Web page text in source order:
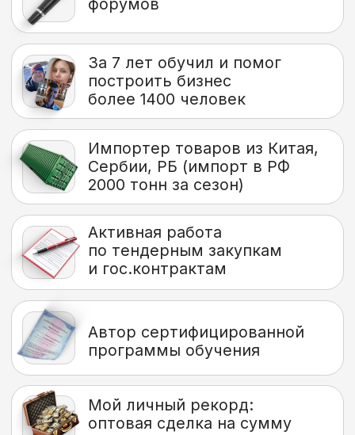
До обучения у меня было
небольшое
производство угля, но я его
продал.
На курсах начал с продажи овощей
оптом — первая сделка принесла
200 тыс. рублей. Через 5 месяцев
стал дилером и импортером
детского питания. Сейчас мой
оборот — 15 млн в месяц
Есть небольшой опыт в розничных
продажах но решила заняться
оптом.Нашла каналы Андрея и
пришла на курс. Для старта взяла
сезонную нишу фруктов из
Дагестана. Договорилась с
поставщиками. В первые
месяцы вышла на доход в 200 тыс.
Это только начало, очень нравится
продавать оптом, уже есть
постоянные клиенты.
Лаура
Очень рада что попала в «Оптовый
Юлия